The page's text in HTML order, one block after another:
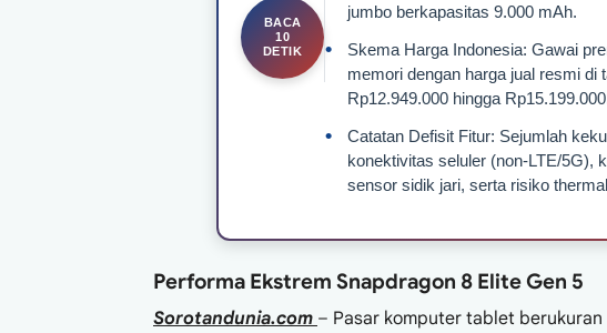
jumbo berkapasitas 9.000 mAh.
Skema Harga Indonesia: Gawai
memori dengan harga jual resmi di
Rp12.949.000 hingga
Catatan Defisit Fitur: Sejumlah
konektivitas seluler (non-LTE/5G),
sensor sidik jari, serta risiko
Performa Ekstrem Snapdragon 8 Elite Gen 5
Sorotandunia.com – Pasar komputer tablet